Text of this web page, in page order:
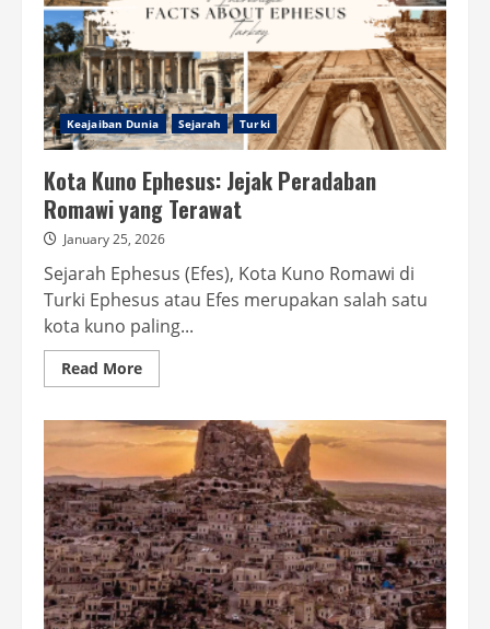
Keajaiban Dunia Sejarah Turki
Kota Kuno Ephesus: Jejak Peradaban
Romawi yang Terawat
January 25, 2026
Sejarah Ephesus (Efes), Kota Kuno Romawi di
Turki Ephesus atau Efes merupakan salah satu
kota kuno paling...
Read MoreRead
more
Kuno
Ephesus:
Jejak
Peradaban
Romawi
yang
Terawat